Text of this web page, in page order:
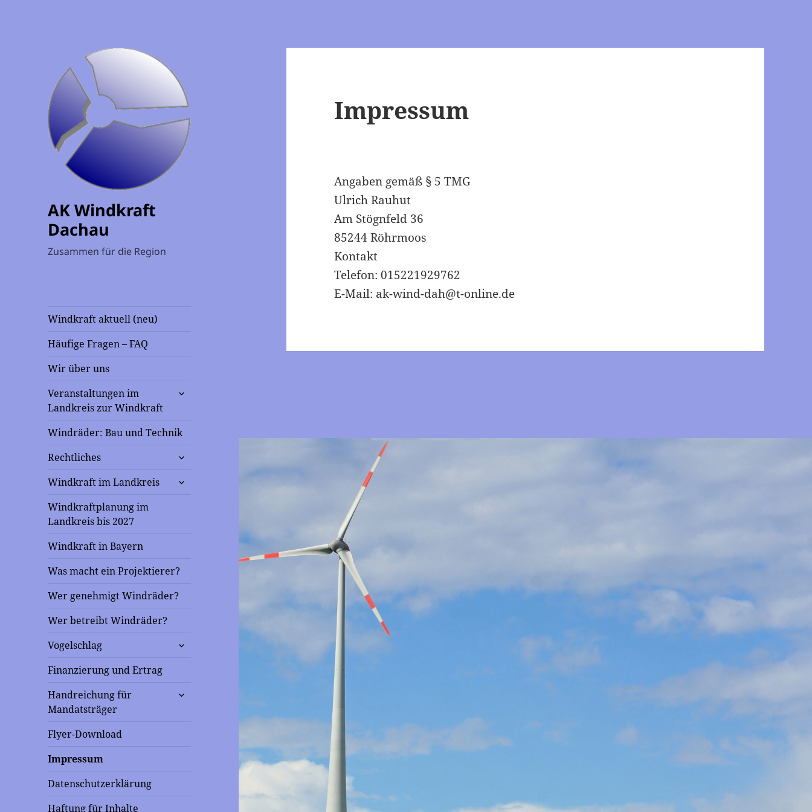
AK Windkraft
Dachau
Zusammen für die Region
Windkraft aktuell (neu)
Häufige Fragen – FAQ
Wir über uns
Veranstaltungen im
Landkreis zur Windkraft
untermenü
Windräder: Bau und Technik
Rechtliches
untermenü
Windkraft im Landkreis
untermenü
Windkraftplanung im
Landkreis bis 2027
Windkraft in Bayern
Was macht ein Projektierer?
Wer genehmigt Windräder?
Wer betreibt Windräder?
Vogelschlag
untermenü
Finanzierung und Ertrag
Handreichung für
Mandatsträger
untermenü
Flyer-Download
Impressum
Datenschutzerklärung
Haftung für Inhalte
Impressum
Angaben gemäß § 5 TMG
Ulrich Rauhut
Am Stögnfeld 36
85244 Röhrmoos
Kontakt
Telefon: 015221929762
E-Mail: ak-wind-dah@t-online.de